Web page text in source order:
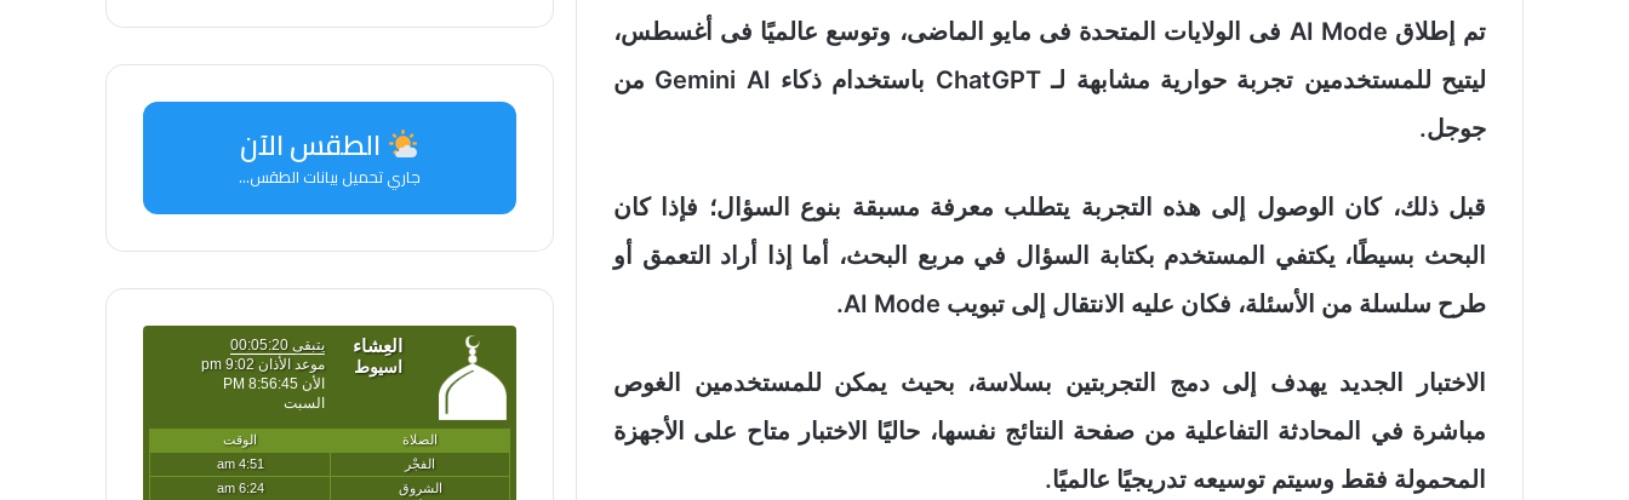
تم إطلاق AI Mode فى الولايات المتحدة فى مايو الماضى، وتوسع عالميًا فى أغسطس،
ليتيح للمستخدمين تجربة حوارية مشابهة لـ ChatGPT باستخدام ذكاء Gemini AI من
جوجل.
قبل ذلك، كان الوصول إلى هذه التجربة يتطلب معرفة مسبقة بنوع السؤال؛ فإذا كان
البحث بسيطًا، يكتفي المستخدم بكتابة السؤال في مربع البحث، أما إذا أراد التعمق أو
طرح سلسلة من الأسئلة، فكان عليه الانتقال إلى تبويب AI Mode.
الاختبار الجديد يهدف إلى دمج التجربتين بسلاسة، بحيث يمكن للمستخدمين الغوص
مباشرة في المحادثة التفاعلية من صفحة النتائج نفسها، حاليًا الاختبار متاح على الأجهزة
المحمولة فقط وسيتم توسيعه تدريجيًا عالميًا.
الطقس الآن
جاري تحميل بيانات الطقس...